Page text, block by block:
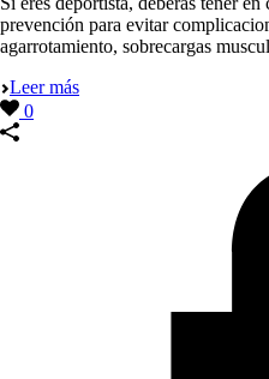
prevención para evitar
agarrotamiento, sobrecargas
Leer más
0